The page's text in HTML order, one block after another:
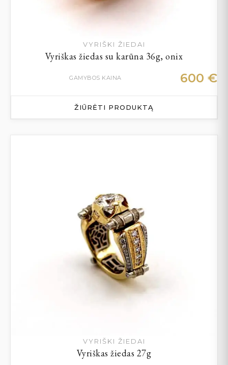
VYRIŠKI ŽIEDAI
Vyriškas žiedas su karūna 36g, onix
GAMYBOS KAINA 600 €
ŽIŪRĖTI PRODUKTĄ
VYRIŠKI ŽIEDAI
Vyriškas žiedas 27g